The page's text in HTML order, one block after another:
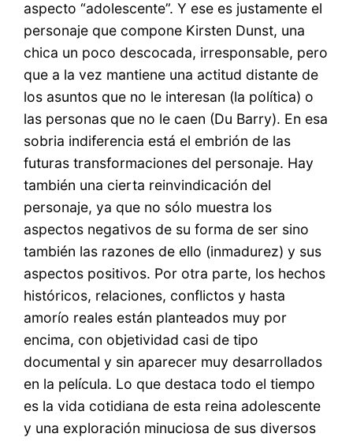
aspecto “adolescente”. Y ese es justamente el
personaje que compone Kirsten Dunst, una
chica un poco descocada, irresponsable, pero
que a la vez mantiene una actitud distante de
los asuntos que no le interesan (la política) o
las personas que no le caen (Du Barry). En esa
sobria indiferencia está el embrión de las
futuras transformaciones del personaje. Hay
también una cierta reinvindicación del
personaje, ya que no sólo muestra los
aspectos negativos de su forma de ser sino
también las razones de ello (inmadurez) y sus
aspectos positivos. Por otra parte, los hechos
históricos, relaciones, conflictos y hasta
amorío reales están planteados muy por
encima, con objetividad casi de tipo
documental y sin aparecer muy desarrollados
en la película. Lo que destaca todo el tiempo
es la vida cotidiana de esta reina adolescente
y una exploración minuciosa de sus diversos